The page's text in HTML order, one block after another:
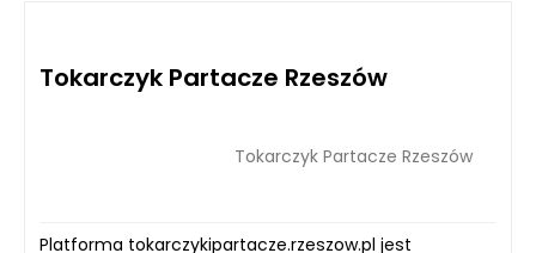
Tokarczyk Partacze Rzeszów
Tokarczyk Partacze Rzeszów
Platforma tokarczykipartacze.rzeszow.pl jest